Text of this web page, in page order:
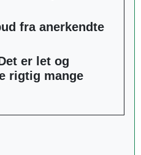
fra anerkendte
er let og
rigtig mange